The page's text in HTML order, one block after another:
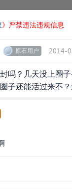
》严禁违法违规信息
原石用户 2014-
吗？几天没上圈
子还能活过来不